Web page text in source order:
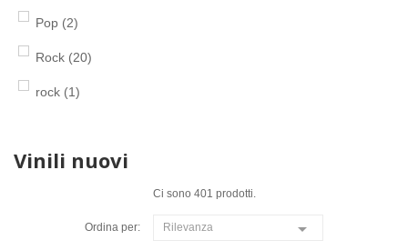
Pop (2)
Rock (20)
rock (1)
Vinili nuovi
Ci sono 401 prodotti.
Ordina per: Rilevanza 